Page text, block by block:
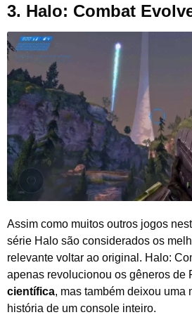
3. Halo: Combat
Assim como muitos outros jogos
série Halo são considerados os
relevante voltar ao original. Halo:
apenas revolucionou os gêneros de
científica, mas também deixou uma
história de um console inteiro.